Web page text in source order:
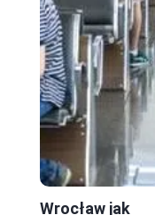
Wrocław jak